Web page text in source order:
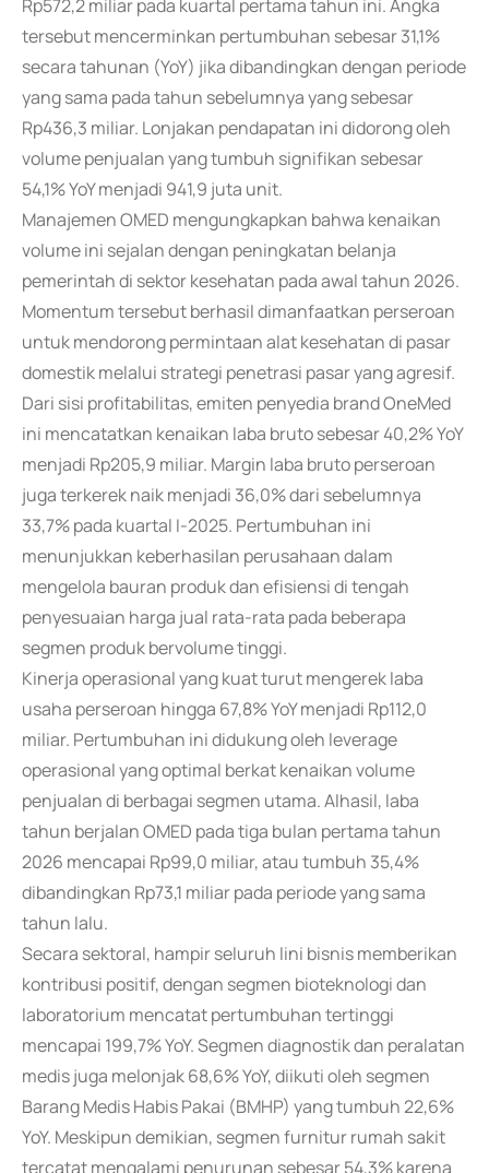
Rp572,2 miliar pada kuartal pertama tahun ini. Angka
tersebut mencerminkan pertumbuhan sebesar 31,1%
secara tahunan (YoY) jika dibandingkan dengan periode
yang sama pada tahun sebelumnya yang sebesar
Rp436,3 miliar. Lonjakan pendapatan ini didorong oleh
volume penjualan yang tumbuh signifikan sebesar
54,1% YoY menjadi 941,9 juta unit.
Manajemen OMED mengungkapkan bahwa kenaikan
volume ini sejalan dengan peningkatan belanja
pemerintah di sektor kesehatan pada awal tahun 2026.
Momentum tersebut berhasil dimanfaatkan perseroan
untuk mendorong permintaan alat kesehatan di pasar
domestik melalui strategi penetrasi pasar yang agresif.
Dari sisi profitabilitas, emiten penyedia brand OneMed
ini mencatatkan kenaikan laba bruto sebesar 40,2% YoY
menjadi Rp205,9 miliar. Margin laba bruto perseroan
juga terkerek naik menjadi 36,0% dari sebelumnya
33,7% pada kuartal I-2025. Pertumbuhan ini
menunjukkan keberhasilan perusahaan dalam
mengelola bauran produk dan efisiensi di tengah
penyesuaian harga jual rata-rata pada beberapa
segmen produk bervolume tinggi.
Kinerja operasional yang kuat turut mengerek laba
usaha perseroan hingga 67,8% YoY menjadi Rp112,0
miliar. Pertumbuhan ini didukung oleh leverage
operasional yang optimal berkat kenaikan volume
penjualan di berbagai segmen utama. Alhasil, laba
tahun berjalan OMED pada tiga bulan pertama tahun
2026 mencapai Rp99,0 miliar, atau tumbuh 35,4%
dibandingkan Rp73,1 miliar pada periode yang sama
tahun lalu.
Secara sektoral, hampir seluruh lini bisnis memberikan
kontribusi positif, dengan segmen bioteknologi dan
laboratorium mencatat pertumbuhan tertinggi
mencapai 199,7% YoY. Segmen diagnostik dan peralatan
medis juga melonjak 68,6% YoY, diikuti oleh segmen
Barang Medis Habis Pakai (BMHP) yang tumbuh 22,6%
YoY. Meskipun demikian, segmen furnitur rumah sakit
tercatat mengalami penurunan sebesar 54,3% karena